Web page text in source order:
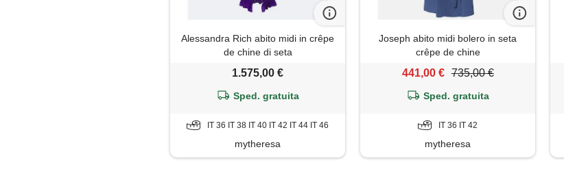
Alessandra Rich abito midi in crêpe
de chine di seta
1.575,00 €
Sped. gratuita
IT 36 IT 38 IT 40 IT 42 IT 44 IT 46
mytheresa
Joseph abito midi bolero in seta
crêpe de chine
441,00 € 735,00 €
Sped. gratuita
IT 36 IT 42
mytheresa